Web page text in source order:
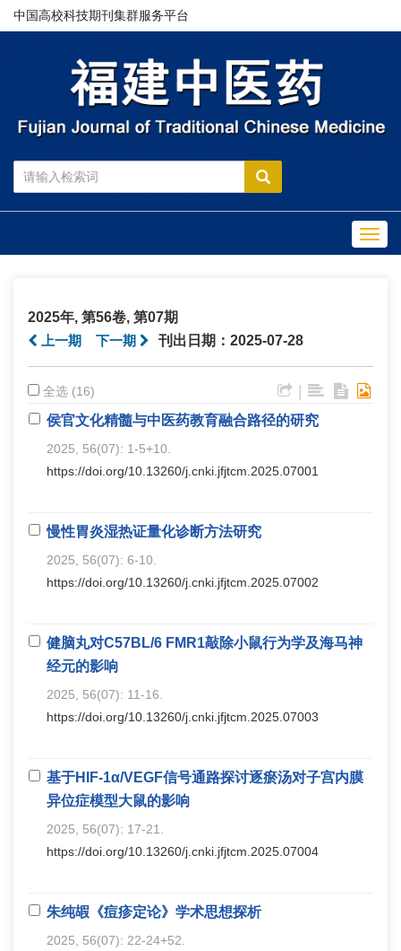
中国高校科技期刊集群服务平台
2025年, 第56卷, 第07期
刊出日期：2025-07-28
上一期 下一期
全选 (16) |
侯官文化精髓与中医药教育融合路径的研究
2025, 56(07): 1-5+10.
https://doi.org/10.13260/j.cnki.jfjtcm.2025.07001
慢性胃炎湿热证量化诊断方法研究
2025, 56(07): 6-10.
https://doi.org/10.13260/j.cnki.jfjtcm.2025.07002
健脑丸对C57BL/6 FMR1敲除小鼠行为学及海马神
经元的影响
2025, 56(07): 11-16.
https://doi.org/10.13260/j.cnki.jfjtcm.2025.07003
基于HIF-1α/VEGF信号通路探讨逐瘀汤对子宫内膜
异位症模型大鼠的影响
2025, 56(07): 17-21.
https://doi.org/10.13260/j.cnki.jfjtcm.2025.07004
朱纯嘏《痘疹定论》学术思想探析
2025, 56(07): 22-24+52.